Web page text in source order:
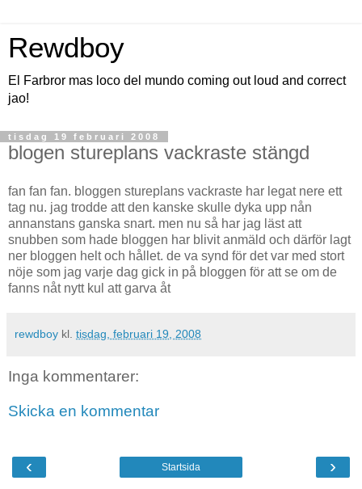
Rewdboy
El Farbror mas loco del mundo coming out loud and correct
jao!
tisdag 19 februari 2008
blogen stureplans vackraste stängd
fan fan fan. bloggen stureplans vackraste har legat nere ett
tag nu. jag trodde att den kanske skulle dyka upp nån
annanstans ganska snart. men nu så har jag läst att
snubben som hade bloggen har blivit anmäld och därför lagt
ner bloggen helt och hållet. de va synd för det var med stort
nöje som jag varje dag gick in på bloggen för att se om de
fanns nåt nytt kul att garva åt
rewdboy kl. tisdag, februari 19, 2008
Inga kommentarer:
Skicka en kommentar
‹ ›
Startsida